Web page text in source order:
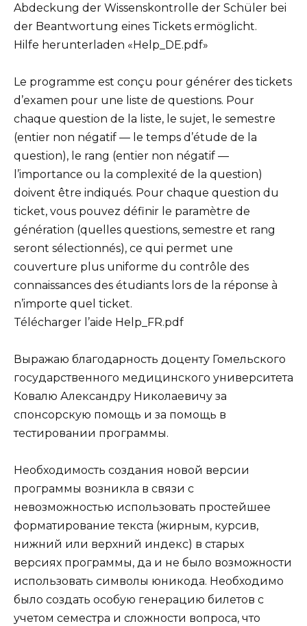
Abdeckung der Wissenskontrolle der Schüler bei
der Beantwortung eines Tickets ermöglicht.
Hilfe herunterladen «Help_DE.pdf»
Le programme est conçu pour générer des tickets
d’examen pour une liste de questions. Pour
chaque question de la liste, le sujet, le semestre
(entier non négatif — le temps d’étude de la
question), le rang (entier non négatif —
l’importance ou la complexité de la question)
doivent être indiqués. Pour chaque question du
ticket, vous pouvez définir le paramètre de
génération (quelles questions, semestre et rang
seront sélectionnés), ce qui permet une
couverture plus uniforme du contrôle des
connaissances des étudiants lors de la réponse à
n’importe quel ticket.
Télécharger l’aide Help_FR.pdf
Выражаю благодарность доценту Гомельского
государственного медицинского университета
Ковалю Александру Николаевичу за
спонсорскую помощь и за помощь в
тестировании программы.
Необходимость создания новой версии
программы возникла в связи с
невозможностью использовать простейшее
форматирование текста (жирным, курсив,
нижний или верхний индекс) в старых
версиях программы, да и не было возможности
использовать символы юникода. Необходимо
было создать особую генерацию билетов с
учетом семестра и сложности вопроса, что